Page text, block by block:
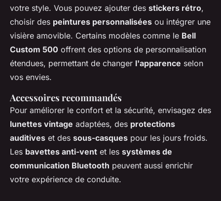
votre style. Vous pouvez ajouter des stickers rétro,
choisir des peintures personnalisées ou intégrer une
visière amovible. Certains modèles comme le Bell
Custom 500 offrent des options de personnalisation
étendues, permettant de changer l'apparence selon
vos envies.
Accessoires recommandés
Pour améliorer le confort et la sécurité, envisagez des
lunettes vintage adaptées, des protections
auditives et des sous-casques pour les jours froids.
Les bavettes anti-vent et les systèmes de
communication Bluetooth peuvent aussi enrichir
votre expérience de conduite.